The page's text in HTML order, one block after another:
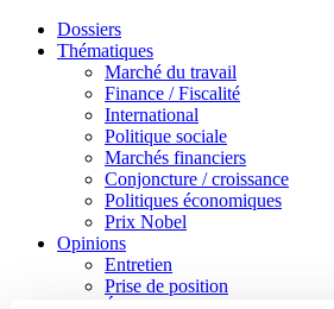
Dossiers
Thématiques
Marché du travail
Finance / Fiscalité
International
Politique sociale
Marchés financiers
Conjoncture / croissance
Politiques économiques
Prix Nobel
Opinions
Entretien
Prise de position